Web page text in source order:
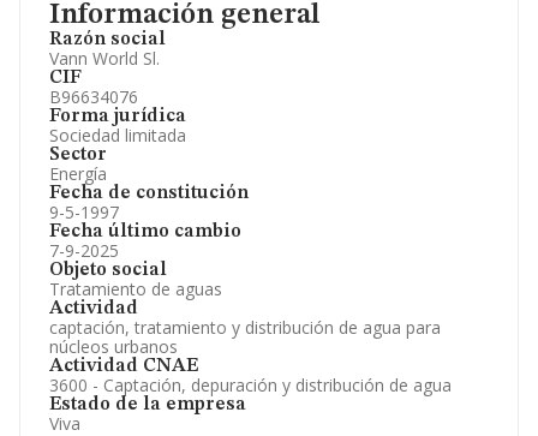
Información general
Razón social
Vann World Sl.
CIF
B96634076
Forma jurídica
Sociedad limitada
Sector
Energía
Fecha de constitución
9-5-1997
Fecha último cambio
7-9-2025
Objeto social
Tratamiento de aguas
Actividad
captación, tratamiento y distribución de agua para
núcleos urbanos
Actividad CNAE
3600 - Captación, depuración y distribución de agua
Estado de la empresa
Viva